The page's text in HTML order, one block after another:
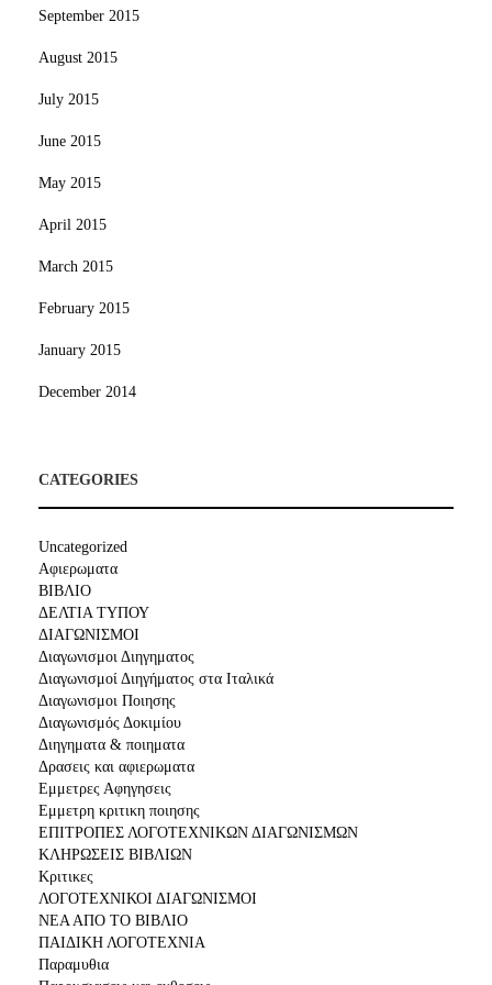
September 2015
August 2015
July 2015
June 2015
May 2015
April 2015
March 2015
February 2015
January 2015
December 2014
CATEGORIES
Uncategorized
Αφιερωματα
ΒΙΒΛΙΟ
ΔΕΛΤΙΑ ΤΥΠΟΥ
ΔΙΑΓΩΝΙΣΜΟΙ
Διαγωνισμοι Διηγηματος
Διαγωνισμοί Διηγήματος στα Ιταλικά
Διαγωνισμοι Ποιησης
Διαγωνισμός Δοκιμίου
Διηγηματα & ποιηματα
Δρασεις και αφιερωματα
Εμμετρες Αφηγησεις
Εμμετρη κριτικη ποιησης
ΕΠΙΤΡΟΠΕΣ ΛΟΓΟΤΕΧΝΙΚΩΝ ΔΙΑΓΩΝΙΣΜΩΝ
ΚΛΗΡΩΣΕΙΣ ΒΙΒΛΙΩΝ
Κριτικες
ΛΟΓΟΤΕΧΝΙΚΟΙ ΔΙΑΓΩΝΙΣΜΟΙ
ΝΕΑ ΑΠΟ ΤΟ ΒΙΒΛΙΟ
ΠΑΙΔΙΚΗ ΛΟΓΟΤΕΧΝΙΑ
Παραμυθια